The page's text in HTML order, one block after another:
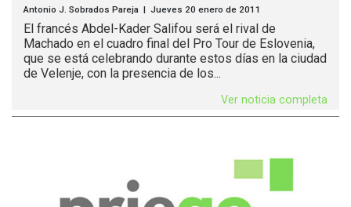
Antonio J. Sobrados Pareja | Jueves 20 enero de 2011
El francés Abdel-Kader Salifou será el rival de
Machado en el cuadro final del Pro Tour de Eslovenia,
que se está celebrando durante estos días en la ciudad
de Velenje, con la presencia de los...
Ver noticia completa